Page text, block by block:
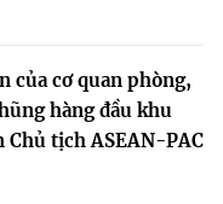
của cơ quan phòng,
hàng đầu khu
tịch ASEAN-PAC